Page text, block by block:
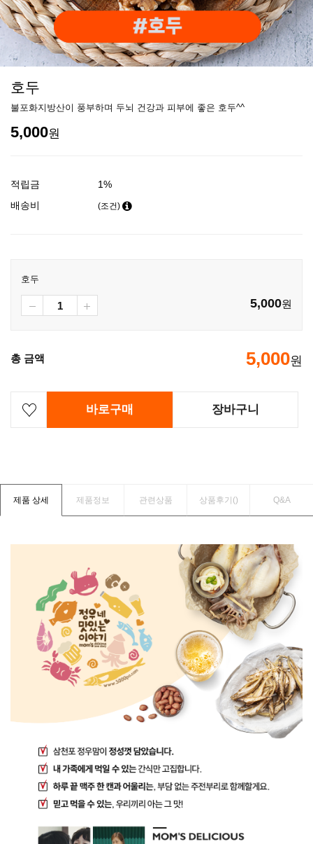
호두
불포화지방산이 풍부하며 두뇌 건강과 피부에 좋은 호두^^
5,000원
적립금
1%
배송비
(조건)
호두
5,000원
총 금액 5,000원
바로구매 장바구니
제품 상세 제품정보 관련상품 상품후기() Q&A